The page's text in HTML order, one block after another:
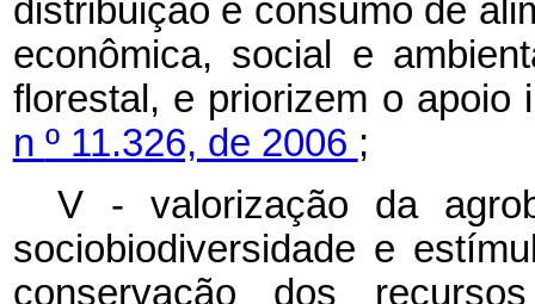
distribuição e consumo de
econômica, social e
florestal, e priorizem o
n º 11.326, de 2006 ;
V - valorização da
sociobiodiversidade e
conservação dos